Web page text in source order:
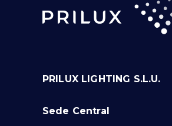
PRILUX LIGHTING S.L.U.
Sede Central